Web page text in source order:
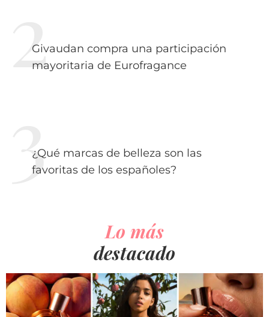
Givaudan compra una participación
mayoritaria de Eurofragance
¿Qué marcas de belleza son las
favoritas de los españoles?
Lo más
destacado